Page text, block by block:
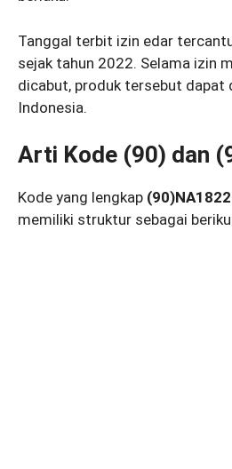
Tanggal terbit izin edar
sejak tahun 2022. Selama izin
dicabut, produk tersebut dapat
Indonesia.
Arti Kode (90) dan
Kode yang lengkap
memiliki struktur sebagai